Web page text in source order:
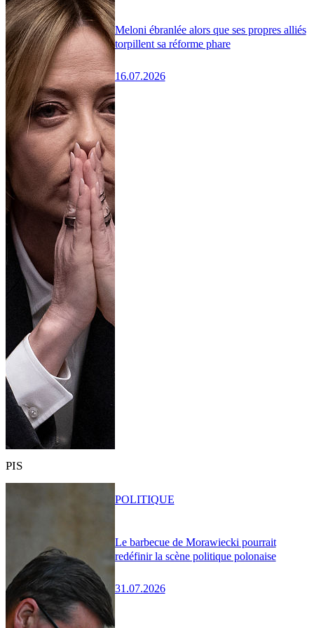
Meloni ébranlée alors que ses propres alliés
torpillent sa réforme phare
16.07.2026
PIS
Le barbecue de Morawiecki pourrait
redéfinir la scène politique polonaise
31.07.2026
POLITIQUE